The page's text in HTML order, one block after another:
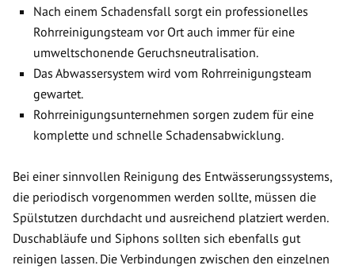
Nach einem Schadensfall sorgt ein professionelles
Rohrreinigungsteam vor Ort auch immer für eine
umweltschonende Geruchsneutralisation.
Das Abwassersystem wird vom Rohrreinigungsteam
gewartet.
Rohrreinigungsunternehmen sorgen zudem für eine
komplette und schnelle Schadensabwicklung.
Bei einer sinnvollen Reinigung des Entwässerungssystems,
die periodisch vorgenommen werden sollte, müssen die
Spülstutzen durchdacht und ausreichend platziert werden.
Duschabläufe und Siphons sollten sich ebenfalls gut
reinigen lassen. Die Verbindungen zwischen den einzelnen